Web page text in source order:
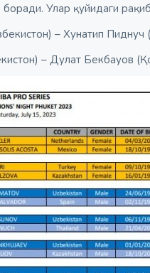
Улар қуйидаги
– Хунатип Пиднуч
– Дулат Бекбауов